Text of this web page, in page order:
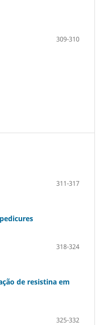
309-310
311-317
318-324
de resistina em
325-332